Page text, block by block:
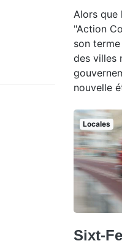
Alors que
"Action
son
des villes
nouvelle
Locales
Sixt-